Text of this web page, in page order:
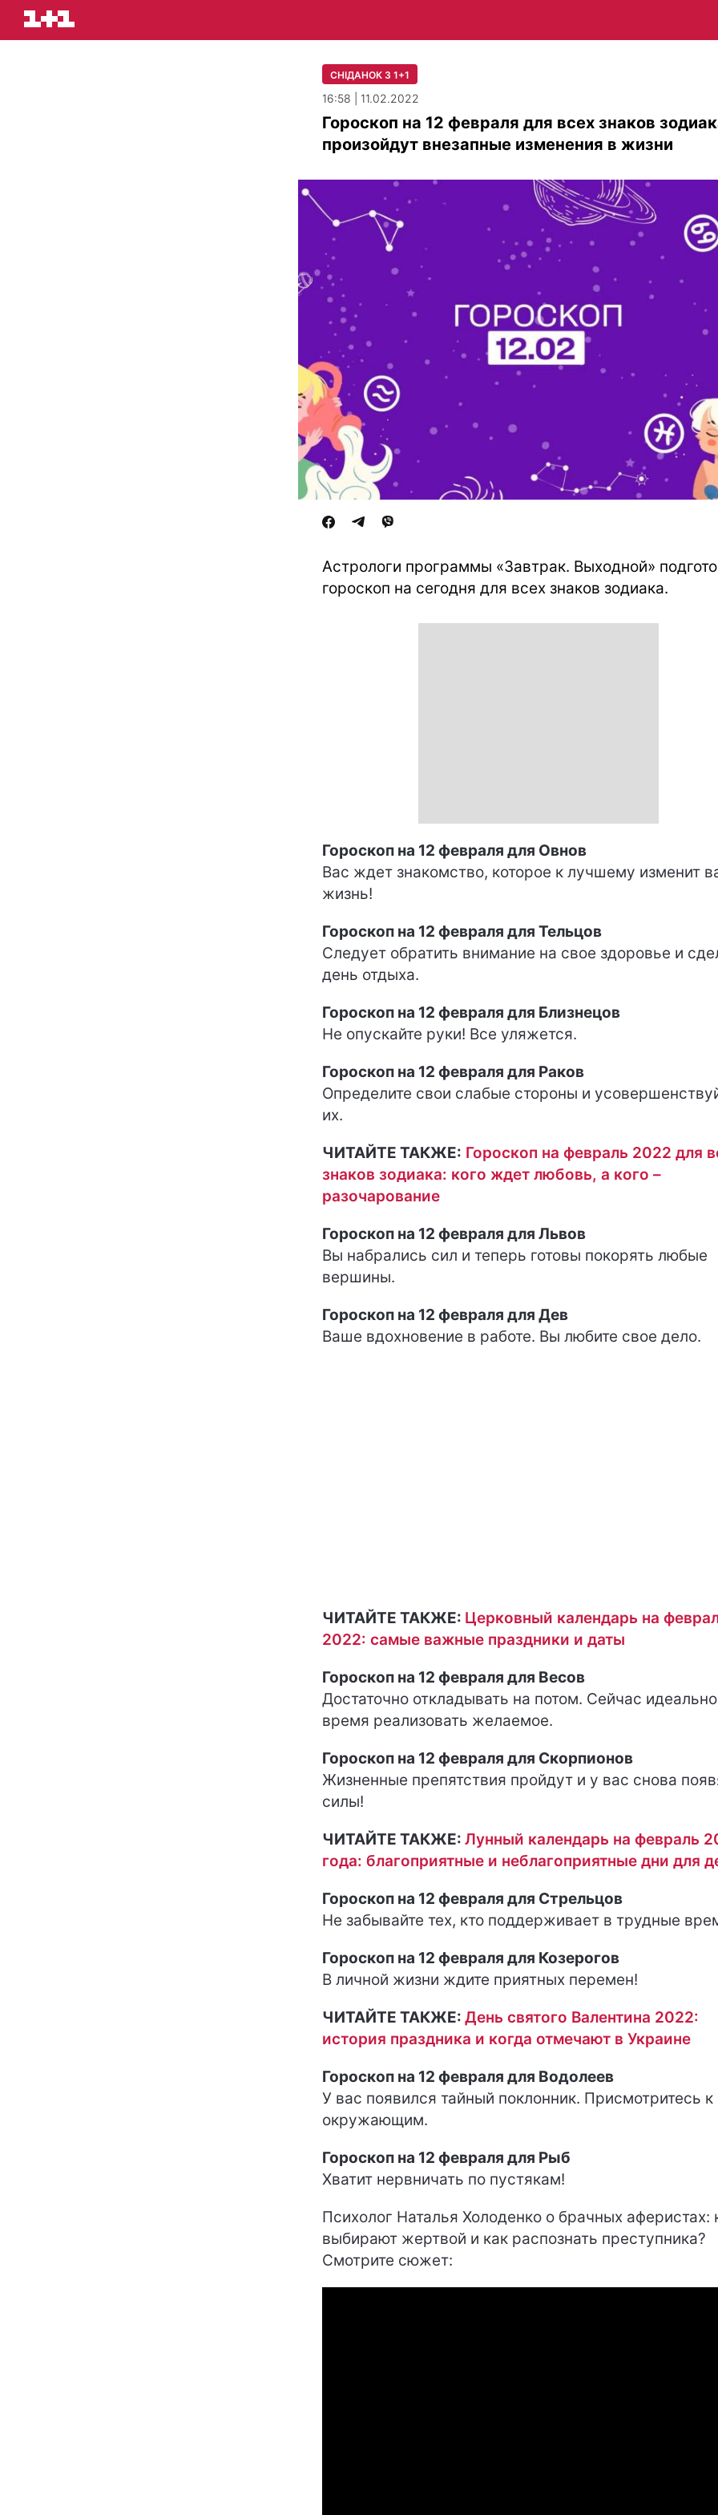
СНІДАНОК З 1+1
16:58 | 11.02.2022
Гороскоп на 12 февраля для всех знаков
произойдут внезапные изменения в жизни
Астрологи программы «Завтрак. Выходной»
гороскоп на сегодня для всех знаков зодиака.
Гороскоп на 12 февраля для Овнов
Вас ждет знакомство, которое к лучшему изменит
жизнь!
Гороскоп на 12 февраля для Тельцов
Следует обратить внимание на свое здоровье и
день отдыха.
Гороскоп на 12 февраля для Близнецов
Не опускайте руки! Все уляжется.
Гороскоп на 12 февраля для Раков
Определите свои слабые стороны и
их.
ЧИТАЙТЕ ТАКЖЕ: Гороскоп на февраль 2022 для
знаков зодиака: кого ждет любовь, а кого –
разочарование
Гороскоп на 12 февраля для Львов
Вы набрались сил и теперь готовы покорять любые
вершины.
Гороскоп на 12 февраля для Дев
Ваше вдохновение в работе. Вы любите свое дело.
ЧИТАЙТЕ ТАКЖЕ: Церковный календарь на
2022: самые важные праздники и даты
Гороскоп на 12 февраля для Весов
Достаточно откладывать на потом. Сейчас
время реализовать желаемое.
Гороскоп на 12 февраля для Скорпионов
Жизненные препятствия пройдут и у вас снова
силы!
ЧИТАЙТЕ ТАКЖЕ: Лунный календарь на февраль
года: благоприятные и неблагоприятные дни для
Гороскоп на 12 февраля для Стрельцов
Не забывайте тех, кто поддерживает в трудные
Гороскоп на 12 февраля для Козерогов
В личной жизни ждите приятных перемен!
ЧИТАЙТЕ ТАКЖЕ: День святого Валентина 2022:
история праздника и когда отмечают в Украине
Гороскоп на 12 февраля для Водолеев
У вас появился тайный поклонник. Присмотритесь к
окружающим.
Гороскоп на 12 февраля для Рыб
Хватит нервничать по пустякам!
Психолог Наталья Холоденко о брачных аферистах:
выбирают жертвой и как распознать преступника?
Смотрите сюжет: